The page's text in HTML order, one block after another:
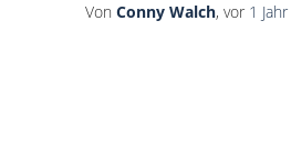
Von Conny Walch, vor 1 Jahr